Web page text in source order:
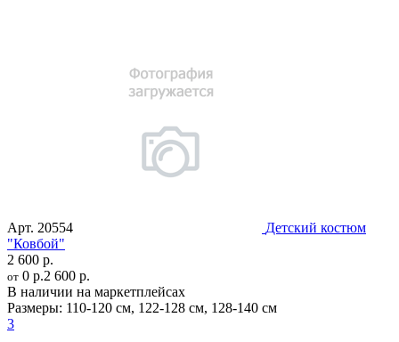
Арт. 20554
Детский костюм
"Ковбой"
2 600 р.
от 0 р.2 600 р.
В наличии на маркетплейсах
Размеры: 110-120 см, 122-128 см, 128-140 см
3